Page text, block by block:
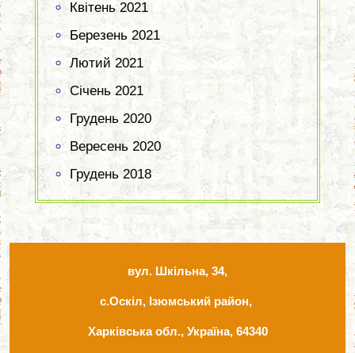
Квітень 2021
Березень 2021
Лютий 2021
Січень 2021
Грудень 2020
Вересень 2020
Грудень 2018
вул. Шкільна, 34,
с.Оскіл, Ізюмський район,
Харківська обл., Україна, 64340